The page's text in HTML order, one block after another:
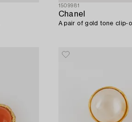
1509981
Chanel
A pair of gold tone clip-